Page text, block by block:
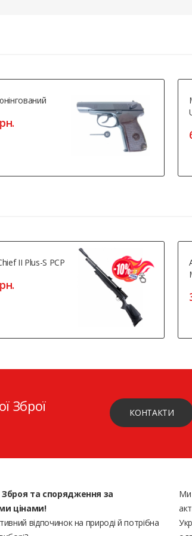
II Plus-S PCP
Зброї КОНТАКТИ
та спорядження за
цінами!
відпочинок на природі й потрібна
Ми